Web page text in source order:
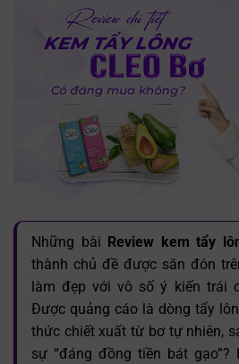
Những bài Review kem tẩy
thành chủ đề được săn đón
làm đẹp với vô số ý kiến trái
Được quảng cáo là dòng tẩy
thức chiết xuất từ bơ tự nhiên,
sự “đáng đồng tiền bát gạo”?